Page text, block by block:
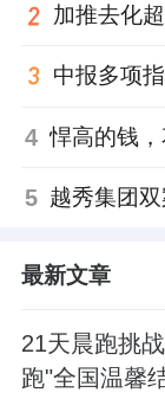
“小苏就像我
说，“有她在
苏义群的通
也能放心。”
对于因家庭
4 悍高的钱
5
最新文章
21天晨跑挑
跑"全国温馨